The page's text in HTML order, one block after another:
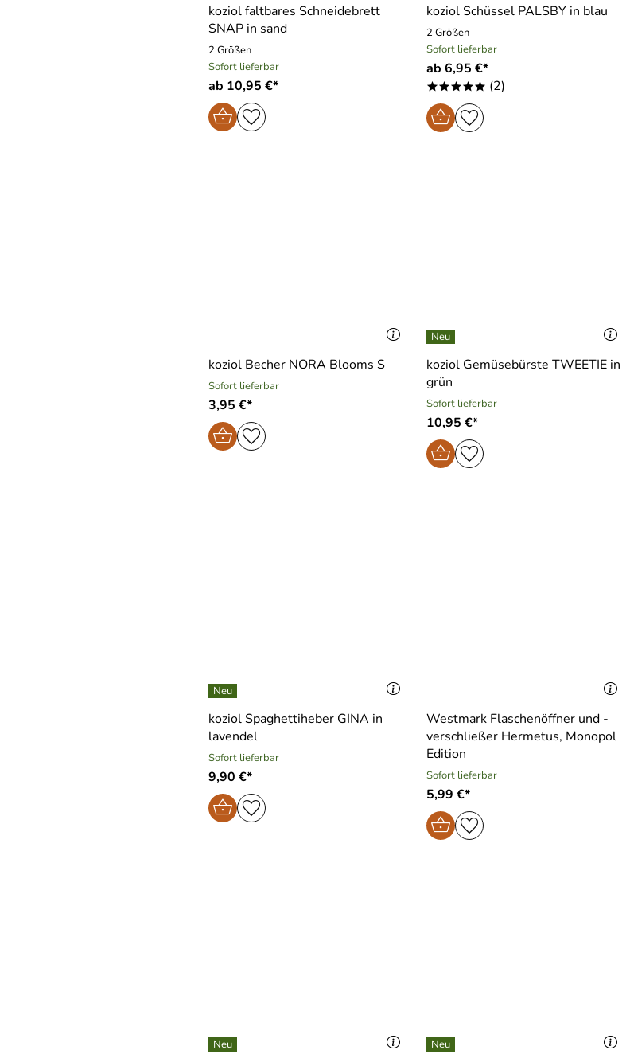
koziol faltbares Schneidebrett
SNAP in sand
2 Größen
Sofort lieferbar
ab 10,95 €*
koziol Schüssel PALSBY in blau
2 Größen
Sofort lieferbar
ab 6,95 €*
***** (2)
koziol Becher NORA Blooms S
Sofort lieferbar
3,95 €*
koziol Gemüsebürste TWEETIE in
grün
Sofort lieferbar
10,95 €*
koziol Spaghettiheber GINA in
lavendel
Sofort lieferbar
9,90 €*
Westmark Flaschenöffner und -
verschließer Hermetus, Monopol
Edition
Sofort lieferbar
5,99 €*